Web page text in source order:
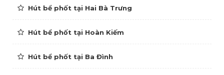
Hút bể phốt tại Hai Bà Trưng
Hút bể phốt tại Hoàn Kiếm
Hút bể phốt tại Ba Đình